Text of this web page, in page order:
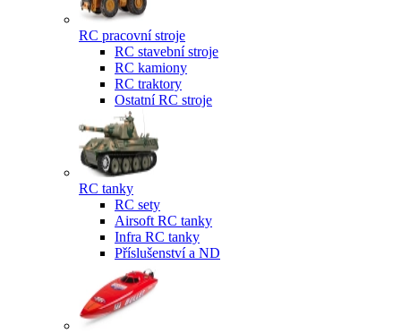
RC pracovní stroje
RC stavební stroje
RC kamiony
RC traktory
Ostatní RC stroje
RC tanky
RC sety
Airsoft RC tanky
Infra RC tanky
Příslušenství a ND